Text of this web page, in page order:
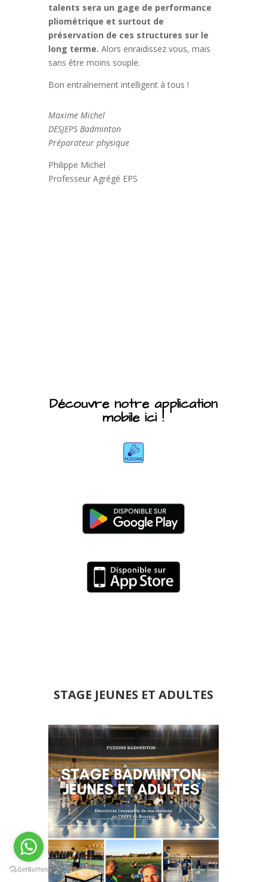
talents sera un gage de performance
pliométrique et surtout de
préservation de ces structures sur le
long terme. Alors enraidissez vous, mais
sans être moins souple.
Bon entraînement intelligent à tous !
Maxime Michel
DESJEPS Badminton
Préparateur physique
Philippe Michel
Professeur Agrégé EPS
Découvre notre application
mobile ici !
STAGE JEUNES ET ADULTES